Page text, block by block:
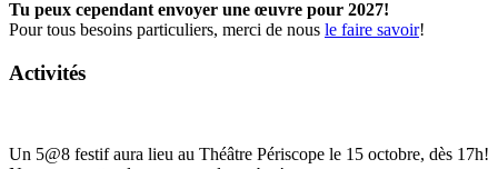
Tu peux cependant envoyer une œuvre pour 2027!
Pour tous besoins particuliers, merci de nous le faire savoir!
Activités
Un 5@8 festif aura lieu au Théâtre Périscope le 15 octobre, dès 17h!